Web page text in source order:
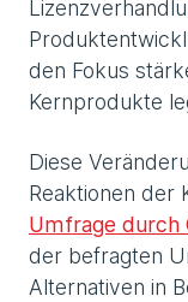
den Fokus
Kernprodukte
Diese
Reaktionen der
Umfrage durch
der befragten
Alternativen in